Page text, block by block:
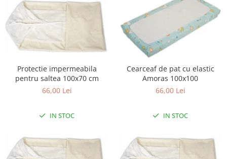
Lampi de veghe
Mobilier Birou
Saltele de infasat
Protectie impermeabila
pentru saltea 100x70 cm
66,00 Lei
IN STOC
Cearceaf de pat cu elastic
Amoras 100x100
66,00 Lei
IN STOC